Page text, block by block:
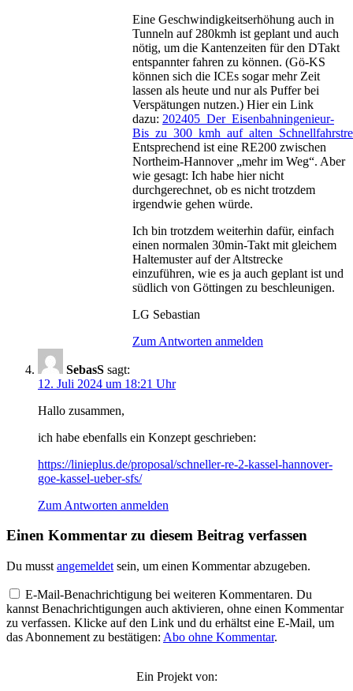
Eine Geschwindigkeitserhöhung auch in
Tunneln auf 280kmh ist geplant und auch
nötig, um die Kantenzeiten für den DTakt
entspannter fahren zu können. (Gö-KS
können sich die ICEs sogar mehr Zeit
lassen als heute und nur als Puffer bei
Verspätungen nutzen.) Hier ein Link
dazu: 202405_Der_Eisenbahningenieur-
Entsprechend ist eine RE200 zwischen
Northeim-Hannover „mehr im Weg“. Aber
wie gesagt: Ich habe hier nicht
durchgerechnet, ob es nicht trotzdem
irgendwie gehen würde.
Ich bin trotzdem weiterhin dafür, einfach
einen normalen 30min-Takt mit gleichem
Haltemuster auf der Altstrecke
einzuführen, wie es ja auch geplant ist und
südlich von Göttingen zu beschleunigen.
LG Sebastian
Zum Antworten anmelden
SebasS sagt:
12. Juli 2024 um 18:21 Uhr
Hallo zusammen,
ich habe ebenfalls ein Konzept geschrieben:
https://linieplus.de/proposal/schneller-re-2-kassel-hannover-
goe-kassel-ueber-sfs/
Zum Antworten anmelden
Einen Kommentar zu diesem Beitrag verfassen
Du musst angemeldet sein, um einen Kommentar abzugeben.
E-Mail-Benachrichtigung bei weiteren Kommentaren. Du
kannst Benachrichtigungen auch aktivieren, ohne einen Kommentar
zu verfassen. Klicke auf den Link und du erhältst eine E-Mail, um
das Abonnement zu bestätigen: Abo ohne Kommentar.
Ein Projekt von: